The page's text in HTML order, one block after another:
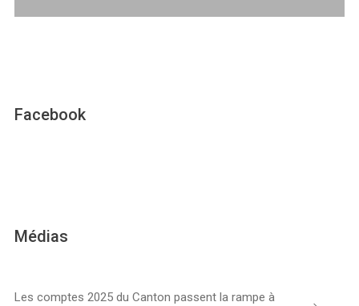
Facebook
Médias
Les comptes 2025 du Canton passent la rampe à